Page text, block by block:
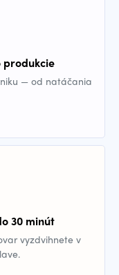
produkcie
— od natáčania
30 minút
vyzdvihnete v